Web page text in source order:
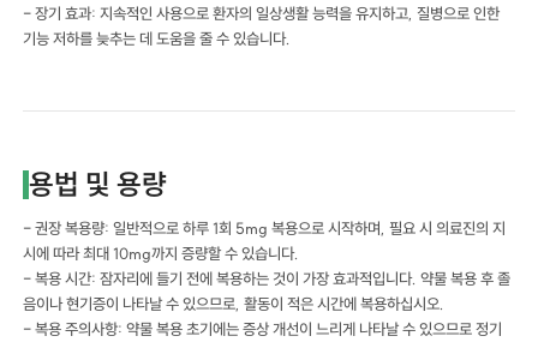
- 장기 효과: 지속적인 사용으로 환자의 일상생활 능력을 유지하고, 질병으로 인한
기능 저하를 늦추는 데 도움을 줄 수 있습니다.
용법 및 용량
- 권장 복용량: 일반적으로 하루 1회 5mg 복용으로 시작하며, 필요 시 의료진의 지
시에 따라 최대 10mg까지 증량할 수 있습니다.
- 복용 시간: 잠자리에 들기 전에 복용하는 것이 가장 효과적입니다. 약물 복용 후 졸
음이나 현기증이 나타날 수 있으므로, 활동이 적은 시간에 복용하십시오.
- 복용 주의사항: 약물 복용 초기에는 증상 개선이 느리게 나타날 수 있으므로 정기